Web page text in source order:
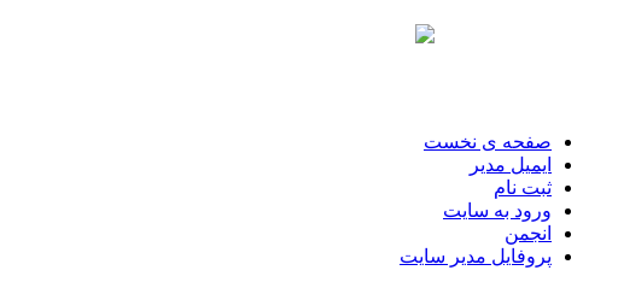
صفحه ی نخست
ایمیل مدیر
ثبت نام
ورود به سایت
انجمن
پروفایل مدیر سایت